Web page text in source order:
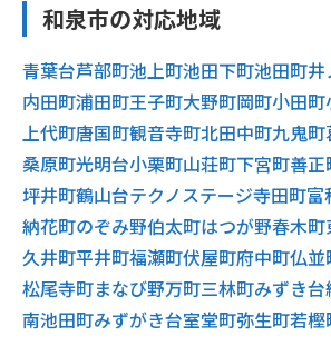
和泉市の対応地域
青葉台芦部町池上町池田下町池田町井
内田町浦田町王子町大野町岡町小田町
上代町唐国町観音寺町北田中町九鬼町
桑原町光明台小栗町山荘町下宮町善正
坪井町鶴山台テクノステージ寺田町富
納花町のぞみ野伯太町はつが野春木町
久井町平井町福瀬町伏屋町府中町仏並
松尾寺町まなび野万町三林町みずき台
南池田町みずがき台室堂町弥生町若樫